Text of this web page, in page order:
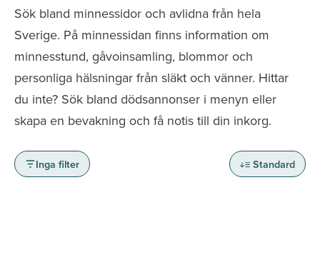
Sök bland minnessidor och avlidna från hela
Sverige. På minnessidan finns information om
minnesstund, gåvoinsamling, blommor och
personliga hälsningar från släkt och vänner. Hittar
du inte? Sök bland dödsannonser i menyn eller
skapa en bevakning och få notis till din inkorg.
Inga filter Standard